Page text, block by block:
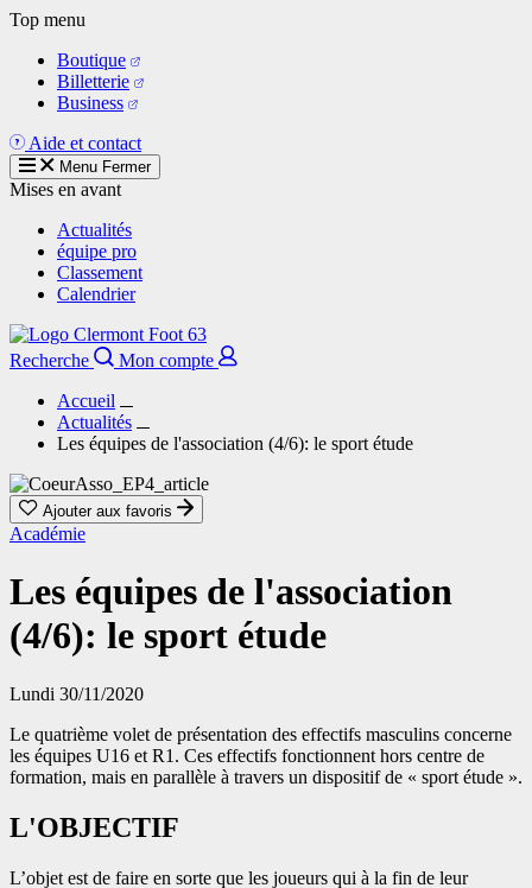
Aller
contenu
principal
Top menu
Boutique
Billetterie
Business
Aide et contact
Menu Fermer
Mises en avant
Actualités
équipe pro
Classement
Calendrier
Recherche
Mon compte
Accueil
Actualités
Les équipes de l'association (4/6): le sport étude
Ajouter aux favoris
Académie
Les équipes de l'association
(4/6): le sport étude
Lundi 30/11/2020
Le quatrième volet de présentation des effectifs masculins concerne
les équipes U16 et R1. Ces effectifs fonctionnent hors centre de
formation, mais en parallèle à travers un dispositif de « sport étude ».
L'OBJECTIF
L’objet est de faire en sorte que les joueurs qui à la fin de leur